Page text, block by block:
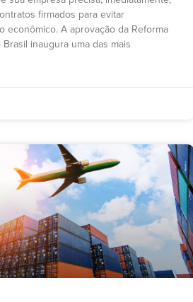
firmados para evitar
econômico. A aprovação da Reforma
inaugura uma das mais